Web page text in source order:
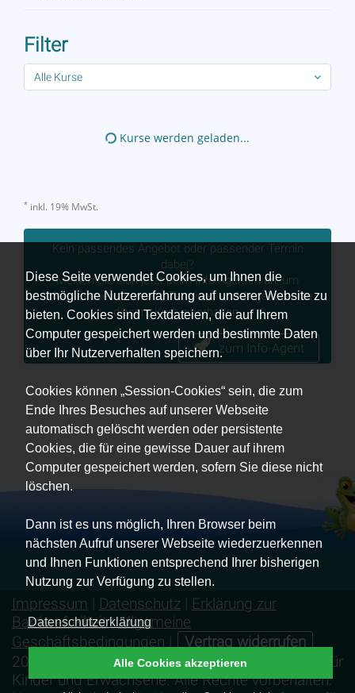
Diese Seite verwendet Cookies, um Ihnen die
bestmögliche Nutzererfahrung auf unserer Website zu
bieten. Cookies sind Textdateien, die auf Ihrem
Computer gespeichert werden und bestimmte Daten
über Ihr Nutzerverhalten speichern.
Cookies können „Session-Cookies“ sein, die zum
Ende Ihres Besuches auf unserer Webseite
automatisch gelöscht werden oder persistente
Cookies, die für eine gewisse Dauer auf ihrem
Computer gespeichert werden, sofern Sie diese nicht
löschen.
Dann ist es uns möglich, Ihren Browser beim
nächsten Aufruf unserer Webseite wiederzuerkennen
und Ihnen Funktionen entsprechend Ihrer bisherigen
Nutzung zur Verfügung zu stellen.
Datenschutzerklärung
Alle Cookies akzeptieren
Filter
Alle Kurse
Kurse werden geladen...
* inkl. 19% MwSt.
Kein passendes Angebot oder passender Termin
dabei?
Melden Sie sich jetzt beim Info-Agenten an, um
Informationen zu neuen Terminen und Angeboten zu
diesem Kurs zu erhalten.
zum Info-Agent
Impressum | Datenschutz | Erklärung zur
Barrierefreiheit|Allgemeine
Geschäftsbedingungen |
Vertrag widerrufen
2026 © Die Froschakademie - Schwimmschule für
Kinder und Erwachsene. Alle Rechte vorbehalten.